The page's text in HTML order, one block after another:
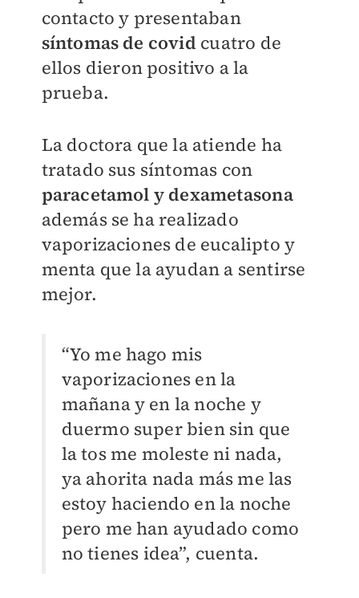
contacto y presentaban
síntomas de covid cuatro de
ellos dieron positivo a la
prueba.
La doctora que la atiende ha
tratado sus síntomas con
paracetamol y dexametasona
además se ha realizado
vaporizaciones de eucalipto y
menta que la ayudan a sentirse
mejor.
“Yo me hago mis
vaporizaciones en la
mañana y en la noche y
duermo super bien sin que
la tos me moleste ni nada,
ya ahorita nada más me las
estoy haciendo en la noche
pero me han ayudado como
no tienes idea”, cuenta.